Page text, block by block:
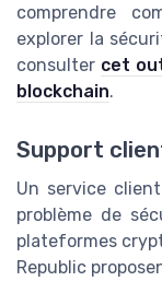
comprendre
explorer la
consulter cet
blockchain.
Support
Un service
problème de
plateformes
Republic